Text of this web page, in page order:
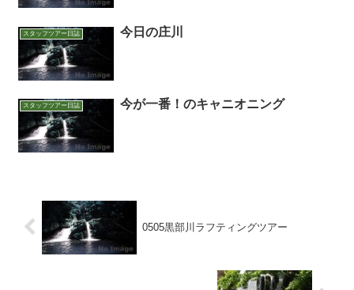
スタッフツアー日誌 今日の庄川
スタッフツアー日誌 今が一番！のキャニオニング
0505黒部川ラフティングツアー